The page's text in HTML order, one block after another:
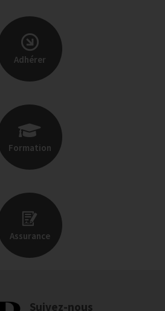
Adhérer
Formation
Assurance
Suivez-nous